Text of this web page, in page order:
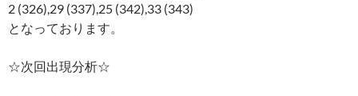
2 (326),29 (337),25 (342),33 (343)
となっております。
☆次回出現分析☆